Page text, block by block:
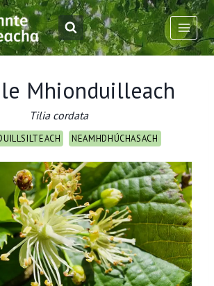
Mhionduilleach
Tilia cordata
NEAMHDHÚCHASACH